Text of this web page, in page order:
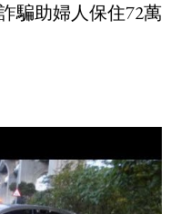
騙助婦人保住72萬